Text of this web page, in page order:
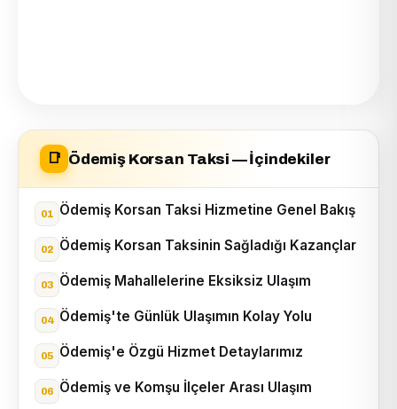
📑 Ödemiş Korsan Taksi — İçindekiler
Ödemiş Korsan Taksi Hizmetine Genel Bakış
Ödemiş Korsan Taksinin Sağladığı Kazançlar
Ödemiş Mahallelerine Eksiksiz Ulaşım
Ödemiş'te Günlük Ulaşımın Kolay Yolu
Ödemiş'e Özgü Hizmet Detaylarımız
Ödemiş ve Komşu İlçeler Arası Ulaşım